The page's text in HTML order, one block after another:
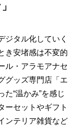
ジタル化していく
き安堵感は不変的
ル・アラモアナセ
グッズ専門店「エ
“温かみ”を感じ
ーセットやギフト
ンテリア雑貨など